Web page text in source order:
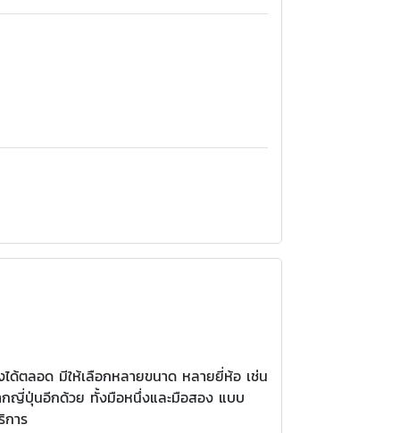
ได้ตลอด มีให้เลือกหลายขนาด หลายยี่ห้อ เช่น
ากญี่ปุ่นอีกด้วย ทั้งมือหนึ่งและมือสอง แบบ
าร